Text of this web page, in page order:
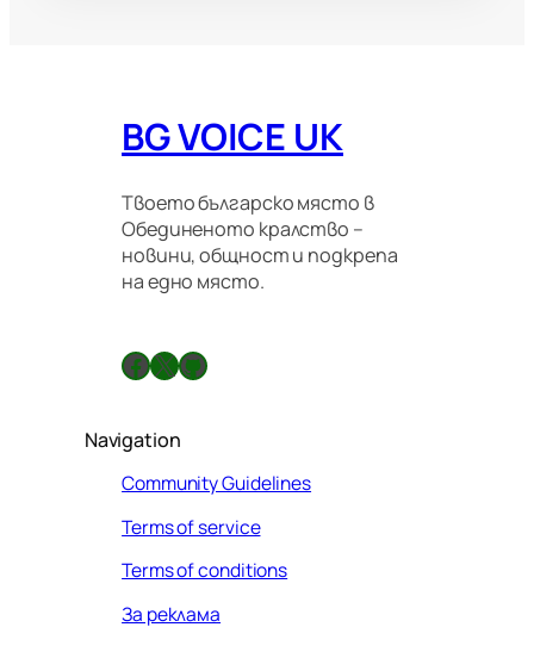
BG VOICE UK
Твоето българско място в
Обединеното кралство –
новини, общност и подкрепа
на едно място.
Facebook X GitHub
Navigation
Community Guidelines
Terms of service
Terms of conditions
За реклама